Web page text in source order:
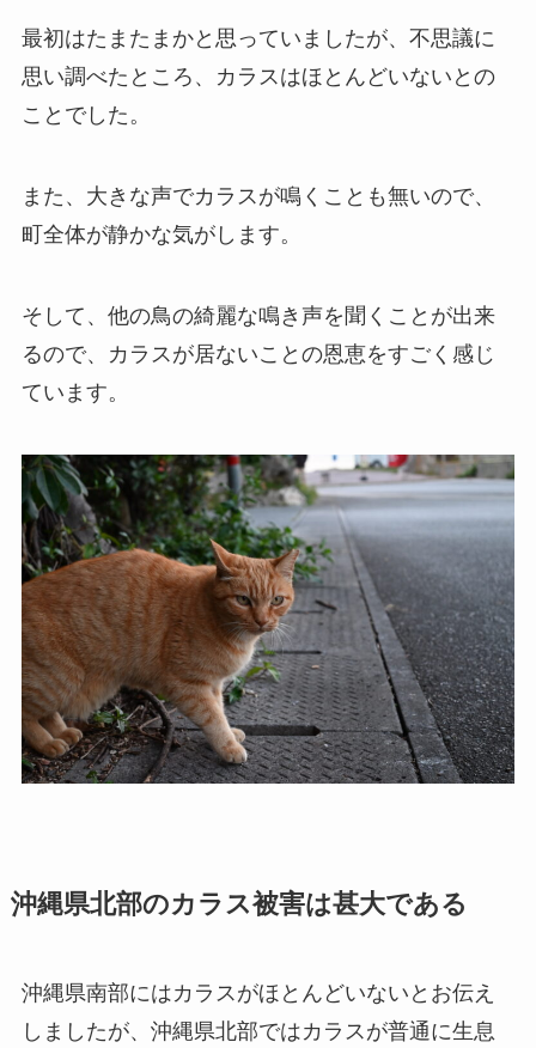
最初はたまたまかと思っていましたが、不思議に
思い調べたところ、カラスはほとんどいないとの
ことでした。
また、大きな声でカラスが鳴くことも無いので、
町全体が静かな気がします。
そして、他の鳥の綺麗な鳴き声を聞くことが出来
るので、カラスが居ないことの恩恵をすごく感じ
ています。
沖縄県北部のカラス被害は甚大である
沖縄県南部にはカラスがほとんどいないとお伝え
しましたが、沖縄県北部ではカラスが普通に生息